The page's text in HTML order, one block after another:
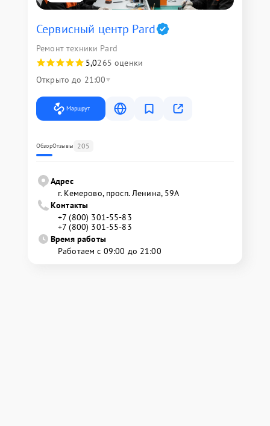
Сервисный центр Pard
Ремонт техники Pard
5,0265 оценки
Открыто до 21:00
Маршрут
ОбзорОтзывы 205
Адрес
г. Кемерово, просп. Ленина, 59А
Контакты
+7 (800) 301-55-83
+7 (800) 301-55-83
Время работы
Работаем с 09:00 до 21:00